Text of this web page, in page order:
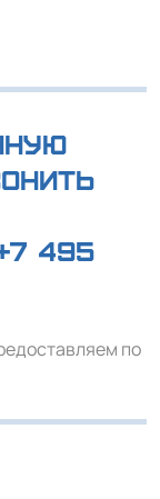
495
по